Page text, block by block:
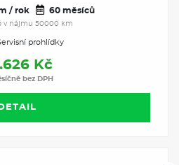
/ rok 60 měsíců
v nájmu 50000 km
prohlídky
Kč
bez DPH
DETAIL